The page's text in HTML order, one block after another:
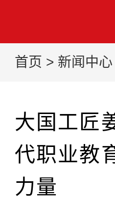
首页 > 新闻中心
大国工匠
代职业教
力量